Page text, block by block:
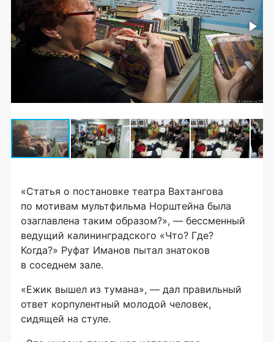
«Статья о постановке театра Вахтангова
по мотивам мультфильма Норштейна была
озаглавлена таким образом?», — бессменный
ведущий калининградского «Что? Где?
Когда?» Руфат Иманов пытал знатоков
в соседнем зале.
«Ежик вышел из тумана», — дал правильный
ответ корпулентный молодой человек,
сидящей на стуле.